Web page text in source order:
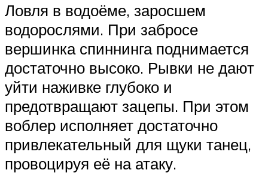
Ловля в водоёме, заросшем
водорослями. При забросе
вершинка спиннинга поднимается
достаточно высоко. Рывки не дают
уйти наживке глубоко и
предотвращают зацепы. При этом
воблер исполняет достаточно
привлекательный для щуки танец,
провоцируя её на атаку.